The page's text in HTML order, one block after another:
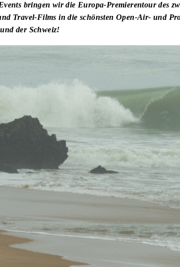
bringen wir die Europa-Premierentour des
Travel-Films in die schönsten Open-Air- und
der Schweiz!